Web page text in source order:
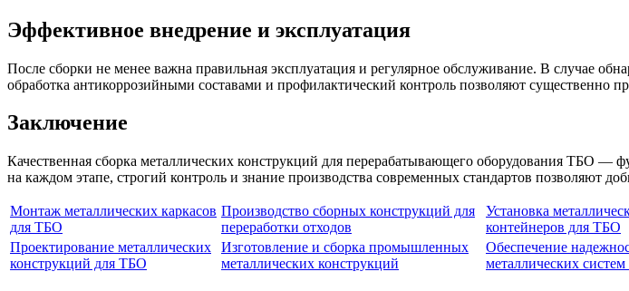
Эффективное внедрение и эксплуатация
После сборки не менее важна правильная эксплуатация и регулярное обслуживание. В случае
обработка антикоррозийными составами и профилактический контроль позволяют существенно
Заключение
Качественная сборка металлических конструкций для перерабатывающего оборудования ТБО —
на каждом этапе, строгий контроль и знание производства современных стандартов позволяют
Монтаж металлических каркасов
для ТБО
Производство сборных конструкций для
переработки отходов
Установка
контейнеров для ТБО
Проектирование металлических
конструкций для ТБО
Изготовление и сборка промышленных
металлических конструкций
Обеспечение
металлических систем